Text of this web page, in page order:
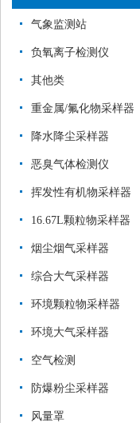
气象监测站
负氧离子检测仪
其他类
重金属/氟化物采样器
降水降尘采样器
恶臭气体检测仪
挥发性有机物采样器
16.67L颗粒物采样器
烟尘烟气采样器
综合大气采样器
环境颗粒物采样器
环境大气采样器
空气检测
防爆粉尘采样器
风量罩